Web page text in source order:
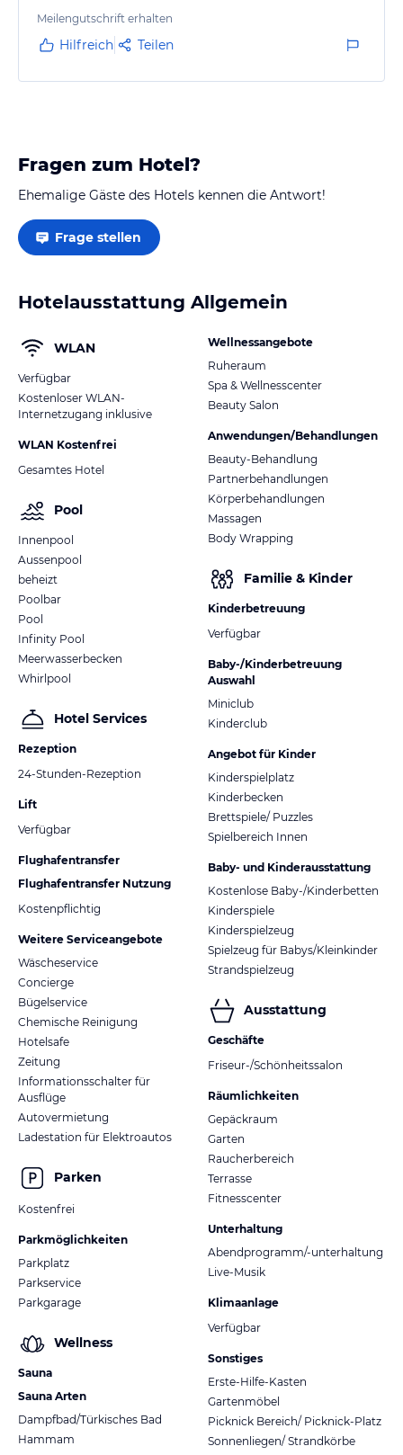
Meilengutschrift erhalten
Hilfreich Teilen
Fragen zum Hotel?
Ehemalige Gäste des Hotels kennen die Antwort!
Frage stellen
Hotelausstattung Allgemein
WLAN
Verfügbar
Kostenloser WLAN-
Internetzugang inklusive
WLAN Kostenfrei
Gesamtes Hotel
Pool
Innenpool
Aussenpool
beheizt
Poolbar
Pool
Infinity Pool
Meerwasserbecken
Whirlpool
Hotel Services
Rezeption
24-Stunden-Rezeption
Lift
Verfügbar
Flughafentransfer
Flughafentransfer Nutzung
Kostenpflichtig
Weitere Serviceangebote
Wäscheservice
Concierge
Bügelservice
Chemische Reinigung
Hotelsafe
Zeitung
Informationsschalter für
Ausflüge
Autovermietung
Ladestation für Elektroautos
Parken
Kostenfrei
Parkmöglichkeiten
Parkplatz
Parkservice
Parkgarage
Wellness
Sauna
Sauna Arten
Dampfbad/Türkisches Bad
Hammam
Wellnessangebote
Ruheraum
Spa & Wellnesscenter
Beauty Salon
Anwendungen/Behandlungen
Beauty-Behandlung
Partnerbehandlungen
Körperbehandlungen
Massagen
Body Wrapping
Familie & Kinder
Kinderbetreuung
Verfügbar
Baby-/Kinderbetreuung
Auswahl
Miniclub
Kinderclub
Angebot für Kinder
Kinderspielplatz
Kinderbecken
Brettspiele/ Puzzles
Spielbereich Innen
Baby- und Kinderausstattung
Kostenlose Baby-/Kinderbetten
Kinderspiele
Kinderspielzeug
Spielzeug für Babys/Kleinkinder
Strandspielzeug
Ausstattung
Geschäfte
Friseur-/Schönheitssalon
Räumlichkeiten
Gepäckraum
Garten
Raucherbereich
Terrasse
Fitnesscenter
Unterhaltung
Abendprogramm/-unterhaltung
Live-Musik
Klimaanlage
Verfügbar
Sonstiges
Erste-Hilfe-Kasten
Gartenmöbel
Picknick Bereich/ Picknick-Platz
Sonnenliegen/ Strandkörbe